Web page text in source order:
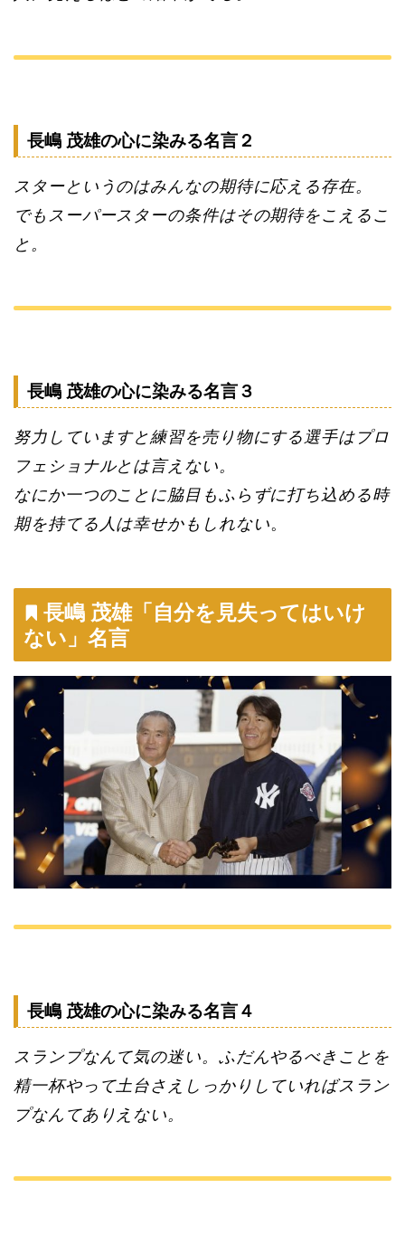
長嶋 茂雄の心に染みる名言２
スターというのはみんなの期待に応える存在。
でもスーパースターの条件はその期待をこえるこ
と。
長嶋 茂雄の心に染みる名言３
努力していますと練習を売り物にする選手はプロ
フェショナルとは言えない。
なにか一つのことに脇目もふらずに打ち込める時
期を持てる人は幸せかもしれない。
長嶋 茂雄「自分を見失ってはいけ
ない」名言
長嶋 茂雄の心に染みる名言４
スランプなんて気の迷い。ふだんやるべきことを
精一杯やって土台さえしっかりしていればスラン
プなんてありえない。